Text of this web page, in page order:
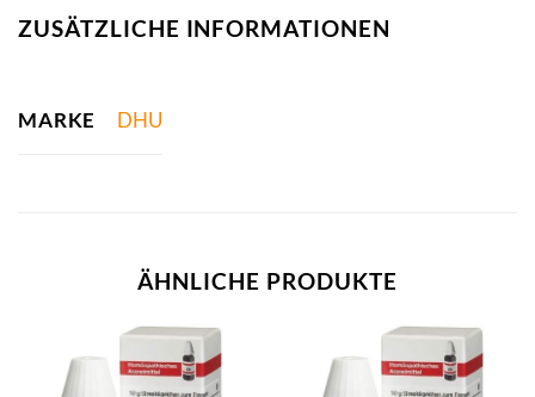
ZUSÄTZLICHE INFORMATIONEN
MARKE DHU
ÄHNLICHE PRODUKTE